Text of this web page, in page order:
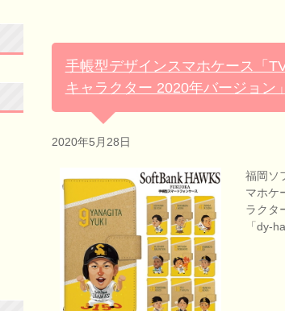
手帳型デザインスマホケース「
キャラクター 2020年バージョン
2020年5月28日
福岡ソ
マホケ
ラクタ
「dy-